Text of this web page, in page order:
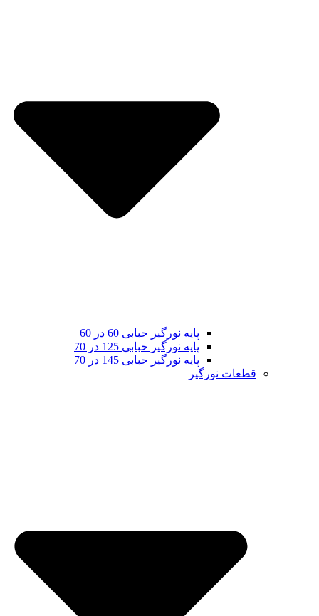
پایه نورگیر حبابی 60 در 60
پایه نورگیر حبابی 125 در 70
پایه نورگیر حبابی 145 در 70
قطعات نورگیر